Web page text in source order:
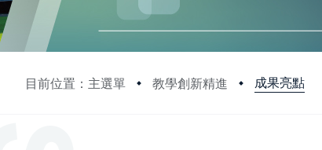
目前位置：主選單 教學創新精進 成果亮點